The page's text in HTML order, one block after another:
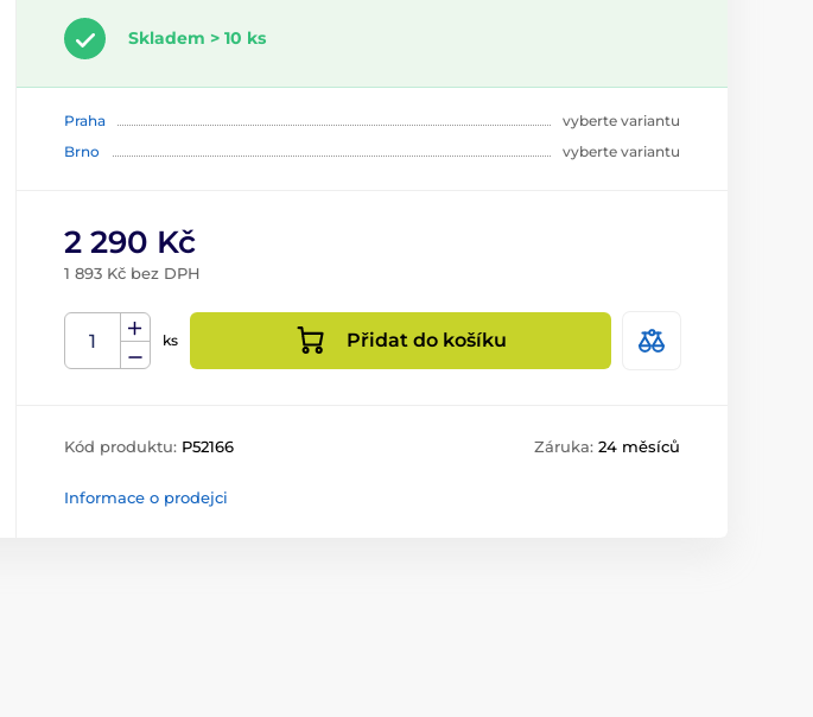
Skladem > 10 ks
Praha
vyberte variantu
Brno
vyberte variantu
2 290 Kč
1 893 Kč bez DPH
ks Přidat do košíku
Kód produktu: P52166 Záruka: 24 měsíců
Informace o prodejci